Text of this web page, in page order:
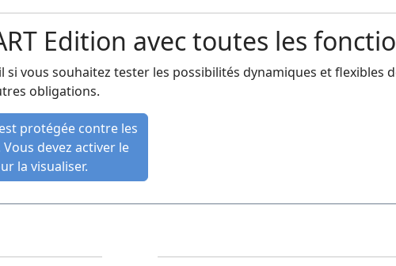
Edition avec toutes les
si vous souhaitez tester les possibilités dynamiques et flexibles
obligations.
protégée contre les
devez activer le
la visualiser.